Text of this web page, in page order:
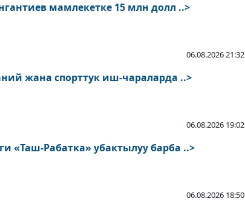
мамлекетке 15 млн долл ..>
06.08.2026 21:32
жана спорттук иш-чараларда ..>
06.08.2026 19:02
«Таш-Рабатка» убактылуу барба ..>
06.08.2026 18:50